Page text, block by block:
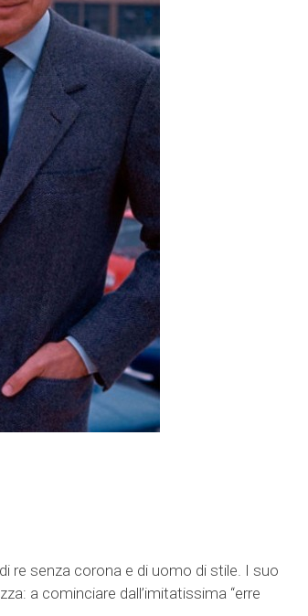
re senza corona e di uomo di stile. I suo
a cominciare dall’imitatissima “erre